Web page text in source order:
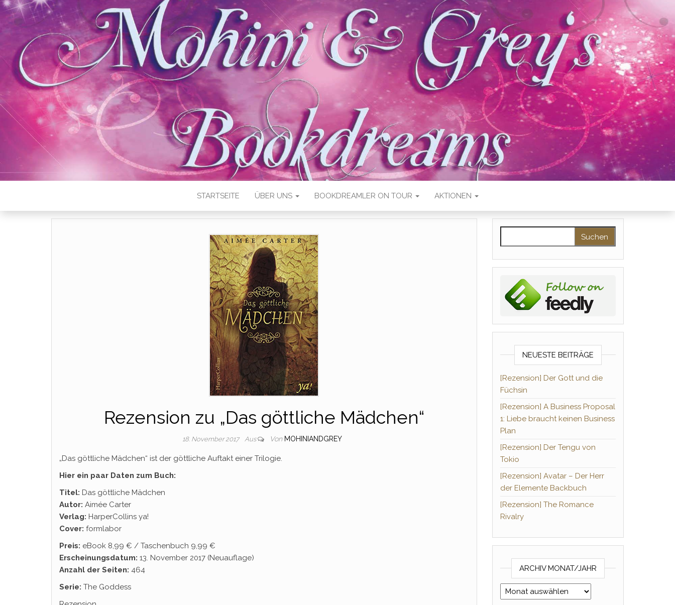
STARTSEITE ÜBER UNS BOOKDREAMLER ON TOUR AKTIONEN
Rezension zu „Das göttliche Mädchen“
18. November 2017 Aus Von MOHINIANDGREY
„Das göttliche Mädchen“ ist der göttliche Auftakt einer Trilogie.
Hier ein paar Daten zum Buch:
Titel: Das göttliche Mädchen
Autor: Aimée Carter
Verlag: HarperCollins ya!
Cover: formlabor
Preis: eBook 8,99 € / Taschenbuch 9,99 €
Erscheinungsdatum: 13. November 2017 (Neuauflage)
Anzahl der Seiten: 464
Serie: The Goddess
NEUESTE BEITRÄGE
[Rezension] Der Gott und die
Füchsin
[Rezension] A Business Proposal
1: Liebe braucht keinen Business
Plan
[Rezension] Der Tengu von
Tokio
[Rezension] Avatar – Der Herr
der Elemente Backbuch
[Rezension] The Romance
Rivalry
ARCHIV MONAT/JAHR
Archiv Monat/Jahr